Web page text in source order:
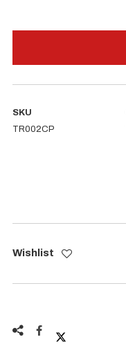
Redondo
SKU
TR002CP
Wishlist